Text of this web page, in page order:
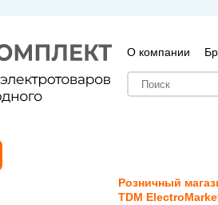
О компании
Розничный
TDM